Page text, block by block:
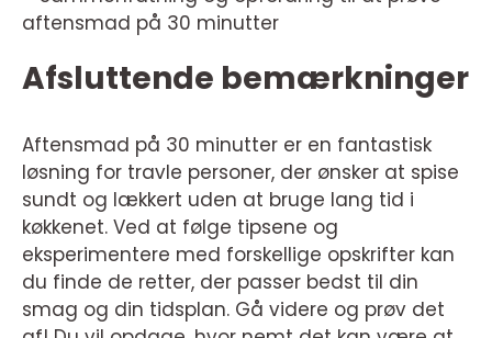
aftensmad på 30 minutter
Afsluttende bemærkninger
Aftensmad på 30 minutter er en fantastisk
løsning for travle personer, der ønsker at spise
sundt og lækkert uden at bruge lang tid i
køkkenet. Ved at følge tipsene og
eksperimentere med forskellige opskrifter kan
du finde de retter, der passer bedst til din
smag og din tidsplan. Gå videre og prøv det